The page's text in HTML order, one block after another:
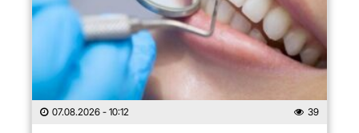
07.08.2026 - 10:12 39